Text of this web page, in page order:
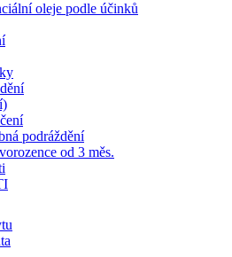
oleje podle účinků
podráždění
od 3 měs.